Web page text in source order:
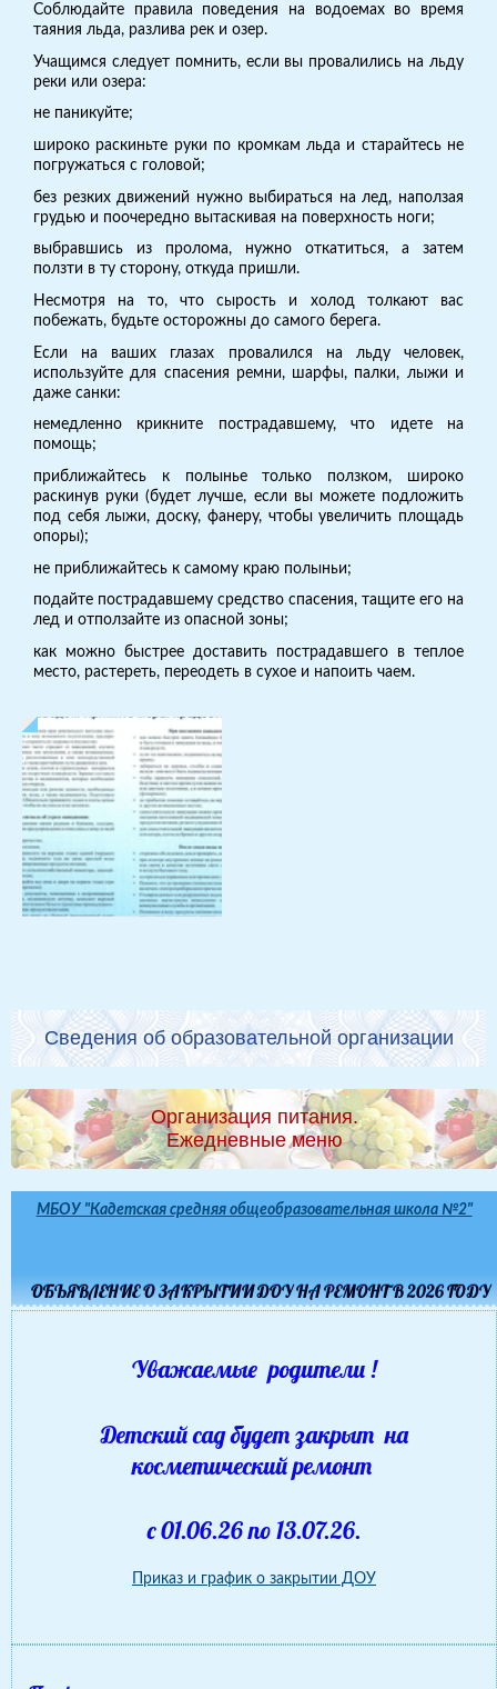
Соблюдайте правила поведения на водоемах во время
таяния льда, разлива рек и озер.
Учащимся следует помнить, если вы провалились на льду
реки или озера:
не паникуйте;
широко раскиньте руки по кромкам льда и старайтесь не
погружаться с головой;
без резких движений нужно выбираться на лед, наползая
грудью и поочередно вытаскивая на поверхность ноги;
выбравшись из пролома, нужно откатиться, а затем
ползти в ту сторону, откуда пришли.
Несмотря на то, что сырость и холод толкают вас
побежать, будьте осторожны до самого берега.
Если на ваших глазах провалился на льду человек,
используйте для спасения ремни, шарфы, палки, лыжи и
даже санки:
немедленно крикните пострадавшему, что идете на
помощь;
приближайтесь к полынье только ползком, широко
раскинув руки (будет лучше, если вы можете подложить
под себя лыжи, доску, фанеру, чтобы увеличить площадь
опоры);
не приближайтесь к самому краю полыньи;
подайте пострадавшему средство спасения, тащите его на
лед и отползайте из опасной зоны;
как можно быстрее доставить пострадавшего в теплое
место, растереть, переодеть в сухое и напоить чаем.
Сведения об образовательной организации
Организация питания.
Ежедневные меню
МБОУ "Кадетская средняя общеобразовательная школа №2"
ОБЪЯВЛЕНИЕ О ЗАКРЫТИИ ДОУ НА РЕМОНТ В 2026 ГОДУ
Уважаемые родители !
Детский сад будет закрыт на
косметический ремонт
с 01.06.26 по 13.07.26.
Приказ и график о закрытии ДОУ